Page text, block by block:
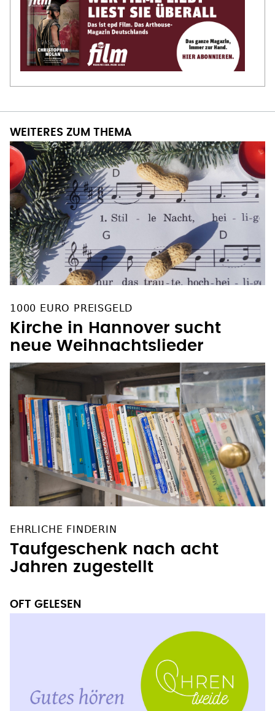
Kirche in Hannover sucht
neue Weihnachtslieder
Taufgeschenk nach acht
Jahren zugestellt